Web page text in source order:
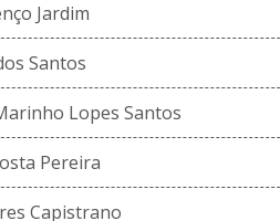
Jardim
Santos
Lopes Santos
Pereira
Capistrano